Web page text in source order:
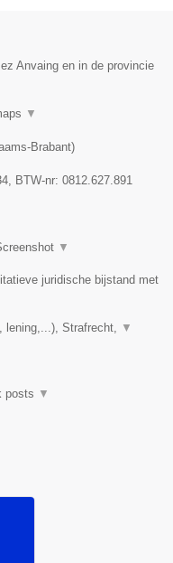
Anvaing en in de provincie
▼
Brabant)
, BTW-nr: ​0812.627.891
▼
juridische bijstand met
lening,...), Strafrecht, ▼
posts ▼